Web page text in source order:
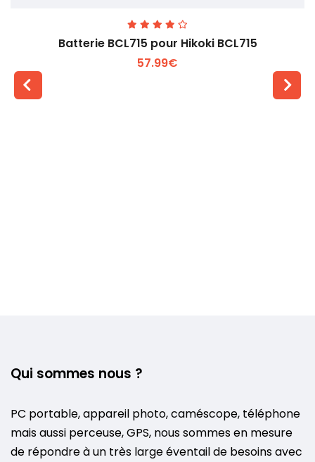
Batterie BCL715 pour Hikoki BCL715
57.99€
Qui sommes nous ?
PC portable, appareil photo, caméscope, téléphone
mais aussi perceuse, GPS, nous sommes en mesure
de répondre à un très large éventail de besoins avec